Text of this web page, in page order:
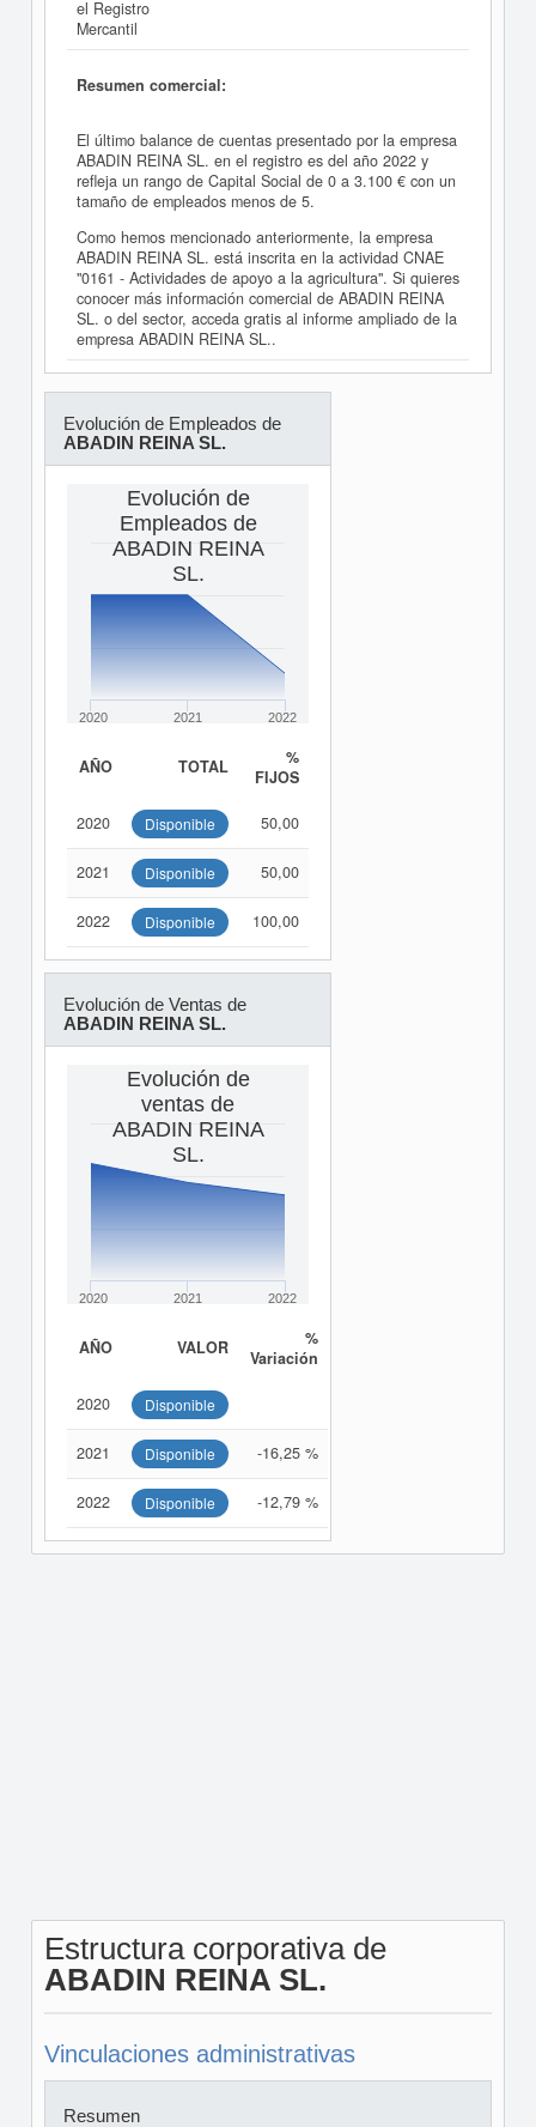
el Registro
Mercantil
Resumen comercial:
El último balance de cuentas presentado por la empresa
ABADIN REINA SL. en el registro es del año 2022 y
refleja un rango de Capital Social de 0 a 3.100 € con un
tamaño de empleados menos de 5.
Como hemos mencionado anteriormente, la empresa
ABADIN REINA SL. está inscrita en la actividad CNAE
"0161 - Actividades de apoyo a la agricultura". Si quieres
conocer más información comercial de ABADIN REINA
SL. o del sector, acceda gratis al informe ampliado de la
empresa ABADIN REINA SL..
Evolución de Empleados de
ABADIN REINA SL.
Evolución de
Empleados de
ABADIN REINA
SL.
2020 2021 2022
AÑO TOTAL
%
FIJOS
2020 Disponible 50,00
2021 Disponible 50,00
2022 Disponible 100,00
Evolución de Ventas de
ABADIN REINA SL.
Evolución de
ventas de
ABADIN REINA
SL.
2020 2021 2022
AÑO VALOR
%
Variación
2020 Disponible
2021 Disponible -16,25 %
2022 Disponible -12,79 %
Estructura corporativa de
ABADIN REINA SL.
Vinculaciones administrativas
Resumen